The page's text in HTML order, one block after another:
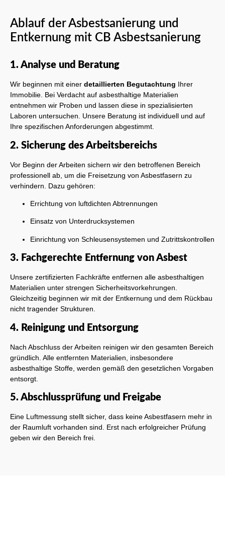
Ablauf der Asbestsanierung und
Entkernung mit CB Asbestsanierung
1. Analyse und Beratung
Wir beginnen mit einer detaillierten Begutachtung Ihrer
Immobilie. Bei Verdacht auf asbesthaltige Materialien
entnehmen wir Proben und lassen diese in spezialisierten
Laboren untersuchen. Unsere Beratung ist individuell und auf
Ihre spezifischen Anforderungen abgestimmt.
2. Sicherung des Arbeitsbereichs
Vor Beginn der Arbeiten sichern wir den betroffenen Bereich
professionell ab, um die Freisetzung von Asbestfasern zu
verhindern. Dazu gehören:
Errichtung von luftdichten Abtrennungen
Einsatz von Unterdrucksystemen
Einrichtung von Schleusensystemen und Zutrittskontrollen
3. Fachgerechte Entfernung von Asbest
Unsere zertifizierten Fachkräfte entfernen alle asbesthaltigen
Materialien unter strengen Sicherheitsvorkehrungen.
Gleichzeitig beginnen wir mit der Entkernung und dem Rückbau
nicht tragender Strukturen.
4. Reinigung und Entsorgung
Nach Abschluss der Arbeiten reinigen wir den gesamten Bereich
gründlich. Alle entfernten Materialien, insbesondere
asbesthaltige Stoffe, werden gemäß den gesetzlichen Vorgaben
entsorgt.
5. Abschlussprüfung und Freigabe
Eine Luftmessung stellt sicher, dass keine Asbestfasern mehr in
der Raumluft vorhanden sind. Erst nach erfolgreicher Prüfung
geben wir den Bereich frei.